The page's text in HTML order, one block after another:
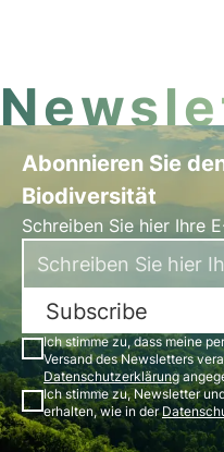
Abonnieren Sie
Biodiversität
Schreiben Sie hier Ihre
Subscribe
Ich stimme zu, dass meine
Versand des Newsletters
Datenschutzerklärung
Ich stimme zu, Newsletter
erhalten, wie in der